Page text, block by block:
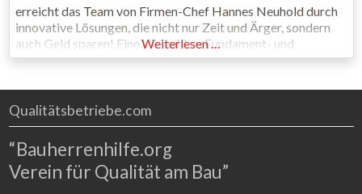
erreicht das Team von Firmen-Chef Hannes Neuhold durch
innovative Lösungen, die nicht nur Zeit und Ärger, sondern
auch Geld sparen! Eine Vielzahl an Fundament- und
Gesamtlösungen können am Firmengelände in Weitendorf
Weiterlesen …
Qualitätsbetriebe.com
“Bauherrenhilfe.org
Verein für Qualität am Bau”